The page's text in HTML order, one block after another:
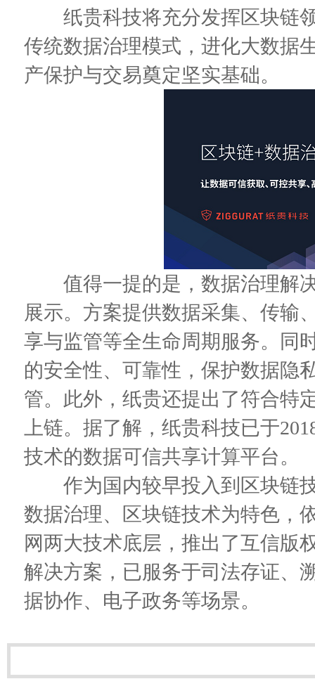
纸贵科技将充分发挥区块链领
传统数据治理模式，进化大数据
产保护与交易奠定坚实基础。
值得一提的是，数据治理解决
展示。方案提供数据采集、传输
享与监管等全生命周期服务。同
的安全性、可靠性，保护数据隐
管。此外，纸贵还提出了符合特
上链。据了解，纸贵科技已于
技术的数据可信共享计算平台。
作为国内较早投入到区块链技
数据治理、区块链技术为特色，
网两大技术底层，推出了互信版
解决方案，已服务于司法存证、
据协作、电子政务等场景。